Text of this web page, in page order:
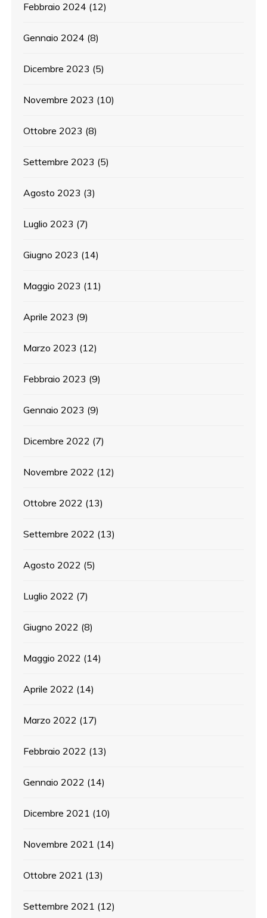
Febbraio 2024 (12)
Gennaio 2024 (8)
Dicembre 2023 (5)
Novembre 2023 (10)
Ottobre 2023 (8)
Settembre 2023 (5)
Agosto 2023 (3)
Luglio 2023 (7)
Giugno 2023 (14)
Maggio 2023 (11)
Aprile 2023 (9)
Marzo 2023 (12)
Febbraio 2023 (9)
Gennaio 2023 (9)
Dicembre 2022 (7)
Novembre 2022 (12)
Ottobre 2022 (13)
Settembre 2022 (13)
Agosto 2022 (5)
Luglio 2022 (7)
Giugno 2022 (8)
Maggio 2022 (14)
Aprile 2022 (14)
Marzo 2022 (17)
Febbraio 2022 (13)
Gennaio 2022 (14)
Dicembre 2021 (10)
Novembre 2021 (14)
Ottobre 2021 (13)
Settembre 2021 (12)